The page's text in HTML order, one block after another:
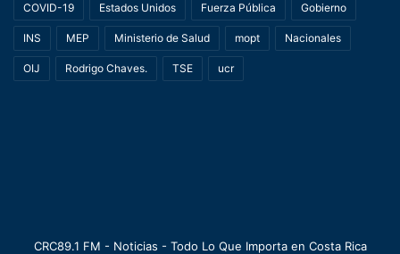
COVID-19 Estados Unidos Fuerza Pública Gobierno
INS MEP Ministerio de Salud mopt Nacionales
OIJ Rodrigo Chaves. TSE ucr
CRC89.1 FM - Noticias - Todo Lo Que Importa en Costa Rica